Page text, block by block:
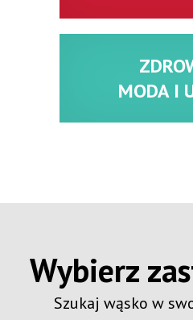
MODA I
Wybierz
Szukaj wąsko w